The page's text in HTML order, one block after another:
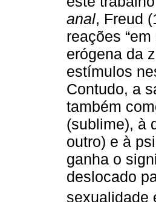
anal, Freud
reações
erógena da
estímulos
Contudo, a
também
(sublime), à
outro) e à
ganha o
deslocado
sexualidade